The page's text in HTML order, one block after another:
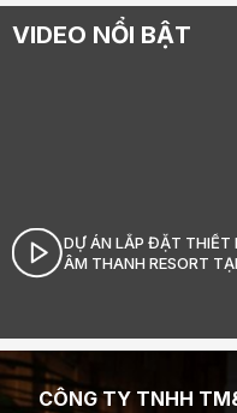
VIDEO NỔI BẬT
DỰ ÁN LẮP ĐẶT THIẾT
ÂM THANH RESORT TẠI
CÔNG TY TNHH